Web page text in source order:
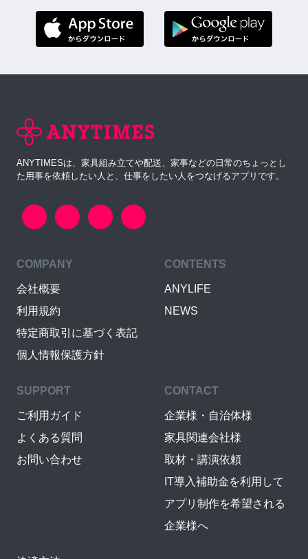
ANYTIMESは、家具組み立てや配送、家事などの日常のちょっとし
た用事を依頼したい人と、仕事をしたい人をつなげるアプリです。
COMPANY
会社概要
利用規約
特定商取引に基づく表記
個人情報保護方針
CONTENTS
ANYLIFE
NEWS
SUPPORT
ご利用ガイド
よくある質問
お問い合わせ
CONTACT
企業様・自治体様
家具関連会社様
取材・講演依頼
IT導入補助金を利用して
アプリ制作を希望される
企業様へ